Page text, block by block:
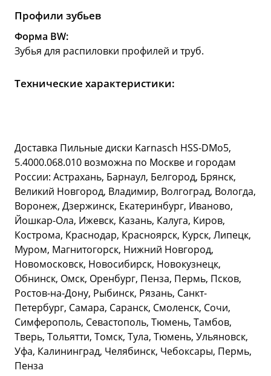
Профили зубьев
Форма BW:
Зубья для распиловки профилей и труб.
Технические характеристики:
Доставка Пильные диски Karnasch HSS-DMo5,
5.4000.068.010 возможна по Москве и городам
России: Астрахань, Барнаул, Белгород, Брянск,
Великий Новгород, Владимир, Волгоград, Вологда,
Воронеж, Дзержинск, Екатеринбург, Иваново,
Йошкар-Ола, Ижевск, Казань, Калуга, Киров,
Кострома, Краснодар, Красноярск, Курск, Липецк,
Муром, Магнитогорск, Нижний Новгород,
Новомосковск, Новосибирск, Новокузнецк,
Обнинск, Омск, Оренбург, Пенза, Пермь, Псков,
Ростов-на-Дону, Рыбинск, Рязань, Санкт-
Петербург, Самара, Саранск, Смоленск, Сочи,
Симферополь, Севастополь, Тюмень, Тамбов,
Тверь, Тольятти, Томск, Тула, Тюмень, Ульяновск,
Уфа, Калининград, Челябинск, Чебоксары, Пермь,
Пенза